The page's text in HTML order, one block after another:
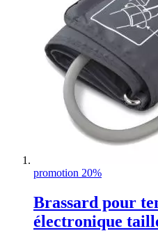
promotion 20%
Brassard pour
électronique